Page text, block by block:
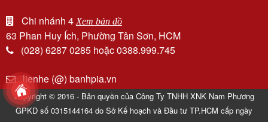
Chi nhánh 4Xem bản đồ
63 Phan Huy Ích, Phường Tân Sơn, HCM
(028) 6287 0285 hoặc 0388.999.745
lienhe (@) banhpia.vn
Copyright © 2016 - Bản quyền của Công Ty TNHH XNK Nam Phương
GPKD số 0315144164 do Sở Kế hoạch và Đầu tư TP.HCM cấp ngày